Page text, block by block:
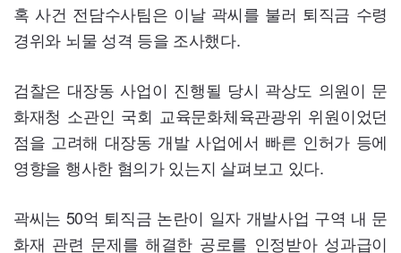
혹 사건 전담수사팀은 이날 곽씨를 불러 퇴직금 수령
경위와 뇌물 성격 등을 조사했다.
검찰은 대장동 사업이 진행될 당시 곽상도 의원이 문
화재청 소관인 국회 교육문화체육관광위 위원이었던
점을 고려해 대장동 개발 사업에서 빠른 인허가 등에
영향을 행사한 혐의가 있는지 살펴보고 있다.
곽씨는 50억 퇴직금 논란이 일자 개발사업 구역 내 문
화재 관련 문제를 해결한 공로를 인정받아 성과급이